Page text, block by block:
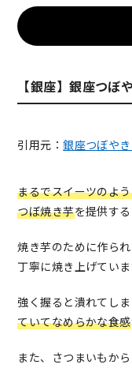
【銀座】銀座つぼ
引用元：銀座つぼや
まるでスイーツのよ
つぼ焼き芋を提供する
焼き芋のために作ら
丁寧に焼き上げていま
強く握ると潰れてし
ていてなめらかな食感
また、さつまいもか